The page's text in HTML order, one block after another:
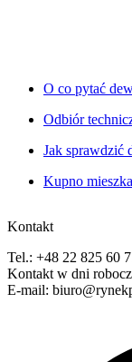
O co pytać
Odbiór
Jak sprawdzić
Kupno
Kontakt
Tel.: +48 22 825 60
Kontakt w dni
E-mail: